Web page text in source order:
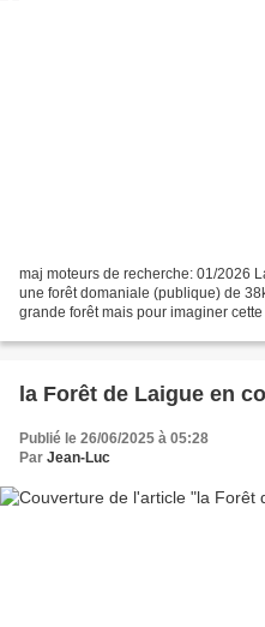
maj moteurs de recherche: 01/2026
une forêt domaniale (publique) de
grande forêt mais pour imaginer
la Forêt de Laigue en
Publié le 26/06/2025 à 05:28
Par Jean-Luc